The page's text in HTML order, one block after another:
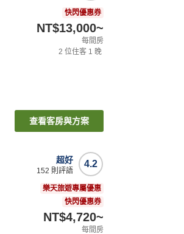
快閃優惠券
NT$13,000~
每間房
2 位住客 1 晚
查看客房與方案
4.2
超好
152 則評語
樂天旅遊專屬優惠
快閃優惠券
NT$4,720~
每間房